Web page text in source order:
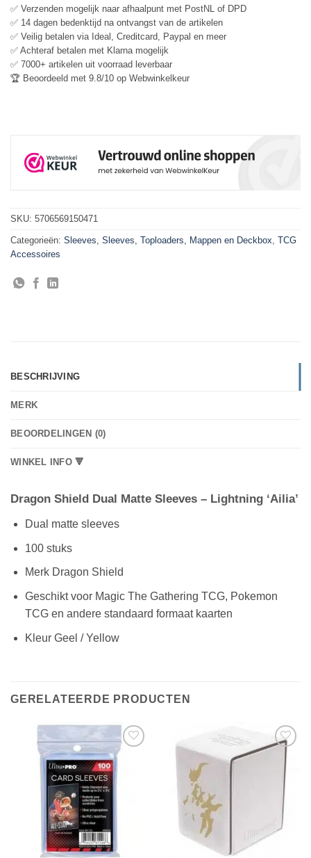
✅ Verzenden mogelijk naar afhaalpunt met PostNL of DPD
✅ 14 dagen bedenktijd na ontvangst van de artikelen
✅ Veilig betalen via Ideal, Creditcard, Paypal en meer
✅ Achteraf betalen met Klarna mogelijk
✅ 7000+ artikelen uit voorraad leverbaar
🏆 Beoordeeld met 9.8/10 op Webwinkelkeur
SKU: 5706569150471
Categorieën: Sleeves, Sleeves, Toploaders, Mappen en Deckbox, TCG
Accessoires
BESCHRIJVING
MERK
BEOORDELINGEN (0)
WINKEL INFO 🔻
Dragon Shield Dual Matte Sleeves – Lightning ‘Ailia’
Dual matte sleeves
100 stuks
Merk Dragon Shield
Geschikt voor Magic The Gathering TCG, Pokemon
TCG en andere standaard formaat kaarten
Kleur Geel / Yellow
GERELATEERDE PRODUCTEN